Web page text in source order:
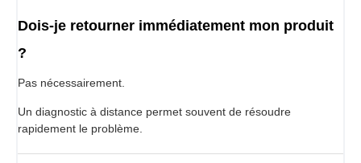
Dois-je retourner immédiatement mon produit
?
Pas nécessairement.
Un diagnostic à distance permet souvent de résoudre
rapidement le problème.